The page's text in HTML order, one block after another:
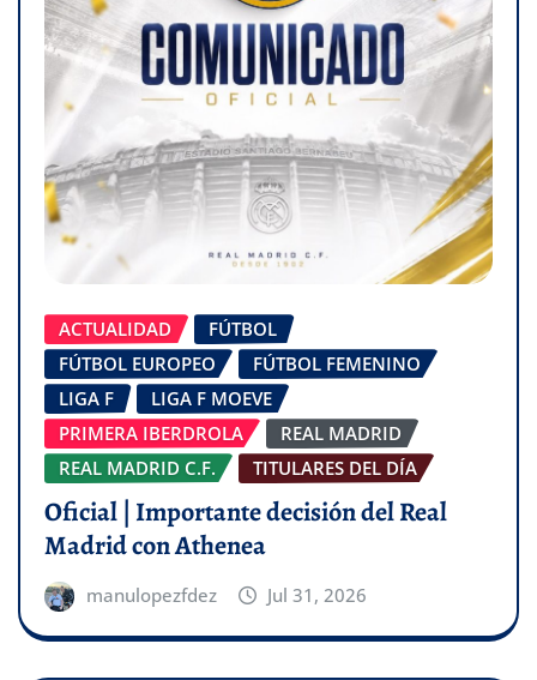
ACTUALIDAD
FÚTBOL
FÚTBOL EUROPEO
FÚTBOL FEMENINO
LIGA F
LIGA F MOEVE
PRIMERA IBERDROLA
REAL MADRID
REAL MADRID C.F.
TITULARES DEL DÍA
Oficial | Importante decisión del Real
Madrid con Athenea
manulopezfdez Jul 31, 2026